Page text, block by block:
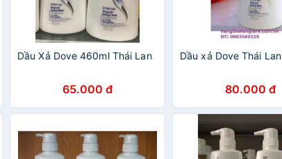
Dầu Xả Dove 460ml Thái Lan
65.000 đ
Dầu xả Dove Thái
80.000 đ